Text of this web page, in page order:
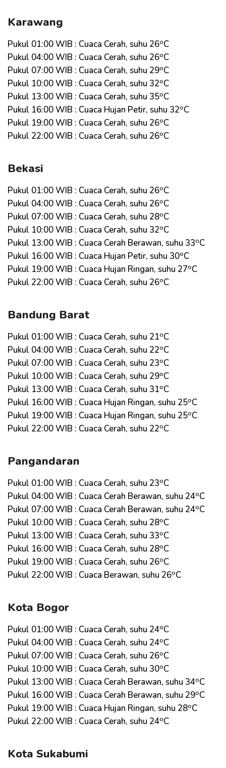
Karawang
Pukul 01:00 WIB : Cuaca Cerah, suhu 26oC
Pukul 04:00 WIB : Cuaca Cerah, suhu 26oC
Pukul 07:00 WIB : Cuaca Cerah, suhu 29oC
Pukul 10:00 WIB : Cuaca Cerah, suhu 32oC
Pukul 13:00 WIB : Cuaca Cerah, suhu 35oC
Pukul 16:00 WIB : Cuaca Hujan Petir, suhu 32oC
Pukul 19:00 WIB : Cuaca Cerah, suhu 26oC
Pukul 22:00 WIB : Cuaca Cerah, suhu 26oC
Bekasi
Pukul 01:00 WIB : Cuaca Cerah, suhu 26oC
Pukul 04:00 WIB : Cuaca Cerah, suhu 26oC
Pukul 07:00 WIB : Cuaca Cerah, suhu 28oC
Pukul 10:00 WIB : Cuaca Cerah, suhu 32oC
Pukul 13:00 WIB : Cuaca Cerah Berawan, suhu 33oC
Pukul 16:00 WIB : Cuaca Hujan Petir, suhu 30oC
Pukul 19:00 WIB : Cuaca Hujan Ringan, suhu 27oC
Pukul 22:00 WIB : Cuaca Cerah, suhu 26oC
Bandung Barat
Pukul 01:00 WIB : Cuaca Cerah, suhu 21oC
Pukul 04:00 WIB : Cuaca Cerah, suhu 22oC
Pukul 07:00 WIB : Cuaca Cerah, suhu 23oC
Pukul 10:00 WIB : Cuaca Cerah, suhu 29oC
Pukul 13:00 WIB : Cuaca Cerah, suhu 31oC
Pukul 16:00 WIB : Cuaca Hujan Ringan, suhu 25oC
Pukul 19:00 WIB : Cuaca Hujan Ringan, suhu 25oC
Pukul 22:00 WIB : Cuaca Cerah, suhu 22oC
Pangandaran
Pukul 01:00 WIB : Cuaca Cerah, suhu 23oC
Pukul 04:00 WIB : Cuaca Cerah Berawan, suhu 24oC
Pukul 07:00 WIB : Cuaca Cerah Berawan, suhu 24oC
Pukul 10:00 WIB : Cuaca Cerah, suhu 28oC
Pukul 13:00 WIB : Cuaca Cerah, suhu 33oC
Pukul 16:00 WIB : Cuaca Cerah, suhu 28oC
Pukul 19:00 WIB : Cuaca Cerah, suhu 26oC
Pukul 22:00 WIB : Cuaca Berawan, suhu 26oC
Kota Bogor
Pukul 01:00 WIB : Cuaca Cerah, suhu 24oC
Pukul 04:00 WIB : Cuaca Cerah, suhu 24oC
Pukul 07:00 WIB : Cuaca Cerah, suhu 26oC
Pukul 10:00 WIB : Cuaca Cerah, suhu 30oC
Pukul 13:00 WIB : Cuaca Cerah Berawan, suhu 34oC
Pukul 16:00 WIB : Cuaca Cerah Berawan, suhu 29oC
Pukul 19:00 WIB : Cuaca Hujan Ringan, suhu 28oC
Pukul 22:00 WIB : Cuaca Cerah, suhu 24oC
Kota Sukabumi